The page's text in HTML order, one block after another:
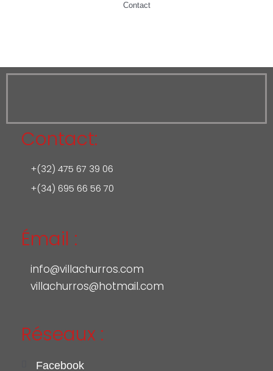
Contact
Contact:
+(32) 475 67 39 06
+(34) 695 66 56 70
Émail :
info@villachurros.com
villachurros@hotmail.com
Réseaux :
Facebook